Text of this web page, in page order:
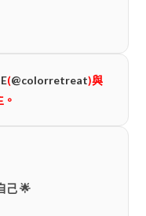
(@colorretreat)與
己 🌟